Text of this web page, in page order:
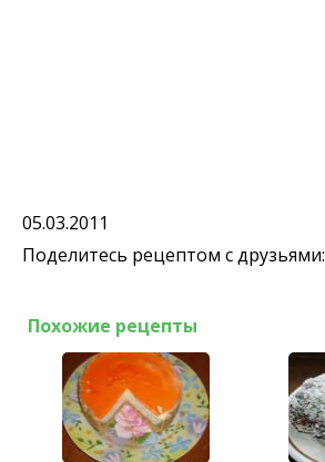
05.03.2011
Поделитесь рецептом с друзьями:
Похожие рецепты